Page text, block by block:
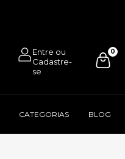
0
CATEGORIAS BLOG